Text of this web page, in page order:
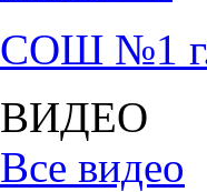
СОШ №1
ВИДЕО
Все видео